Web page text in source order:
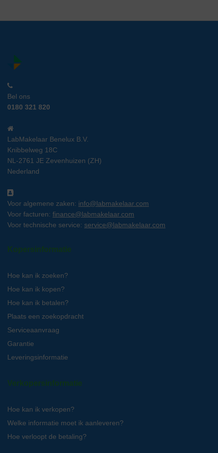
Bel ons
0180 321 820
LabMakelaar Benelux B.V.
Knibbelweg 18C
NL-2761 JE Zevenhuizen (ZH)
Nederland
Voor algemene zaken: info@labmakelaar.com
Voor facturen: finance@labmakelaar.com
Voor technische service: service@labmakelaar.com
Kopersinformatie
Hoe kan ik zoeken?
Hoe kan ik kopen?
Hoe kan ik betalen?
Plaats een zoekopdracht
Serviceaanvraag
Garantie
Leveringsinformatie
Verkopersinformatie
Hoe kan ik verkopen?
Welke informatie moet ik aanleveren?
Hoe verloopt de betaling?